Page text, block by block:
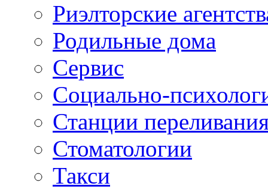
Риэлторские
Родильные дома
Сервис
Социально-
Станции
Стоматологии
Такси